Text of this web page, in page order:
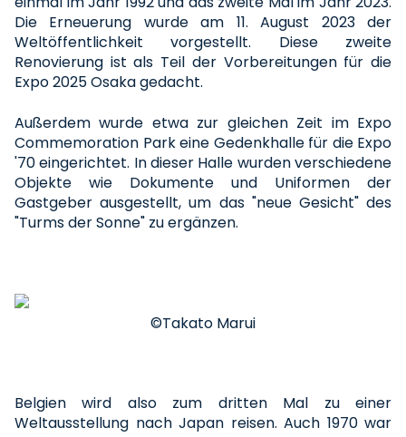
Die Erneuerung wurde am 11. August 2023 der
Weltöffentlichkeit vorgestellt. Diese zweite
Renovierung ist als Teil der Vorbereitungen für die
Expo 2025 Osaka gedacht.
Außerdem wurde etwa zur gleichen Zeit im Expo
Commemoration Park eine Gedenkhalle für die Expo
'70 eingerichtet. In dieser Halle wurden verschiedene
Objekte wie Dokumente und Uniformen der
Gastgeber ausgestellt, um das "neue Gesicht" des
"Turms der Sonne" zu ergänzen.
©Takato Marui
Belgien wird also zum dritten Mal zu einer
Weltausstellung nach Japan reisen. Auch 1970 war